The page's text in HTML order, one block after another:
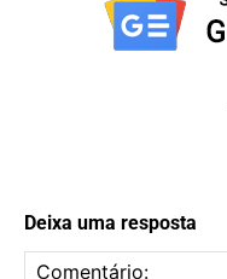
Deixa uma resposta